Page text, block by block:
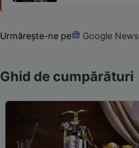
Urmărește-ne pe Google News
Ghid de cumpărături